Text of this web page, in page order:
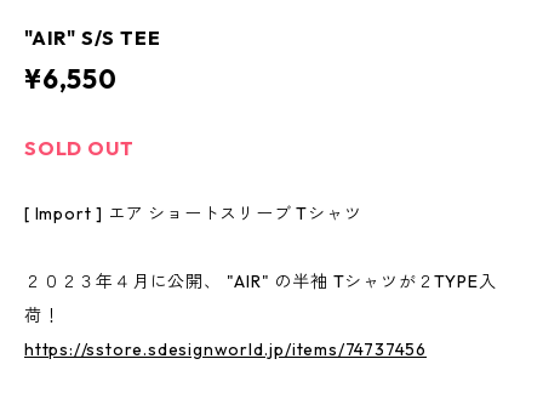
"AIR" S/S TEE
¥6,550
SOLD OUT
[ Import ] エア ショートスリーブ Tシャツ
２０２３年４月に公開、 "AIR" の半袖 Tシャツが２TYPE入
荷！
https://sstore.sdesignworld.jp/items/74737456